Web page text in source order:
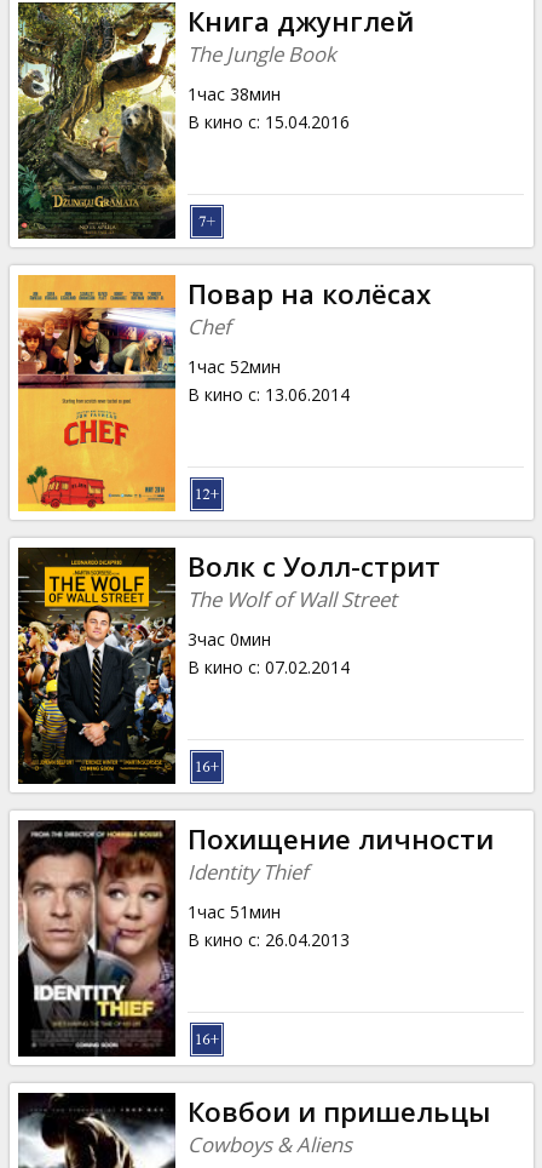
Книга джунглей
The Jungle Book
1час 38мин
В кино с: 15.04.2016
Повар на колёсах
Chef
1час 52мин
В кино с: 13.06.2014
Волк с Уолл-стрит
The Wolf of Wall Street
3час 0мин
В кино с: 07.02.2014
Похищение личности
Identity Thief
1час 51мин
В кино с: 26.04.2013
Ковбои и пришельцы
Cowboys & Aliens